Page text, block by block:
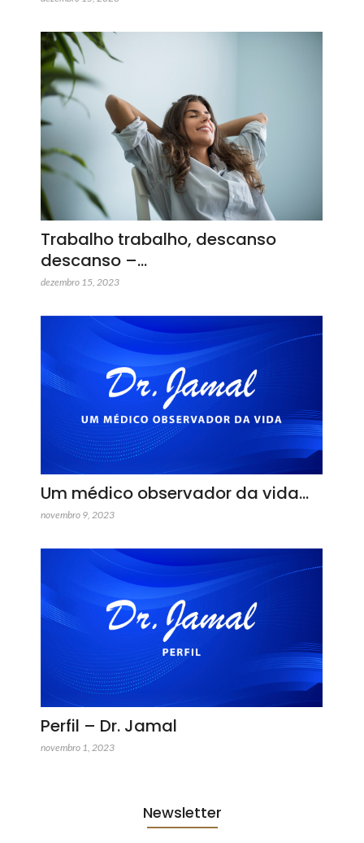
Trabalho trabalho, descanso
descanso –…
dezembro 15, 2023
Um médico observador da vida…
novembro 9, 2023
Perfil – Dr. Jamal
novembro 1, 2023
Newsletter